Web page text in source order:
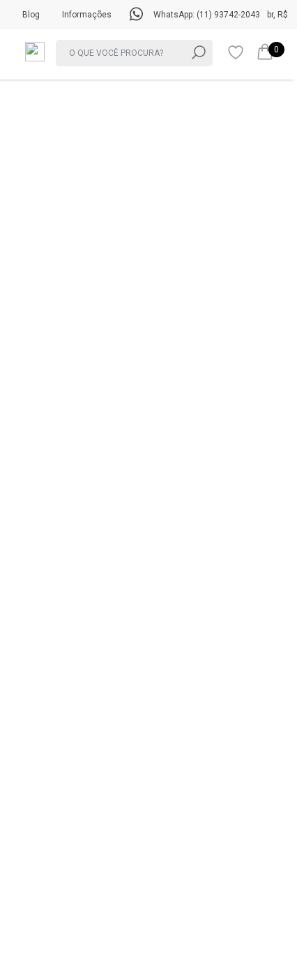
br, R$
WhatsApp: (11) 93742-2043
Informações
Blog
0